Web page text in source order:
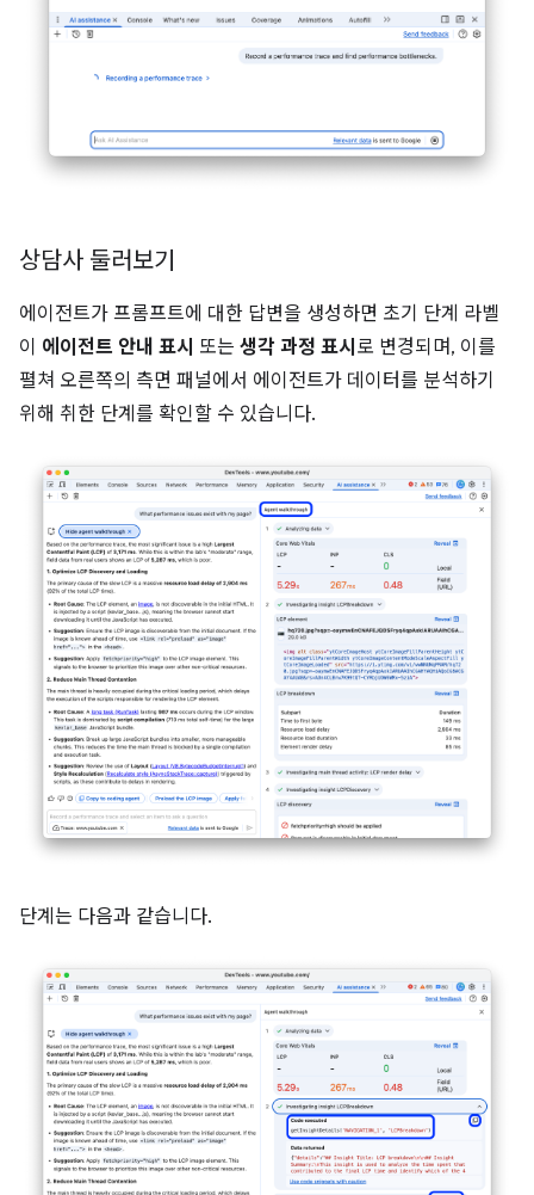
상담사 둘러보기
에이전트가 프롬프트에 대한 답변을 생성하면 초기 단계 라벨
이 에이전트 안내 표시 또는 생각 과정 표시 로 변경되며, 이를
펼쳐 오른쪽의 측면 패널에서 에이전트가 데이터를 분석하기
위해 취한 단계를 확인할 수 있습니다.
단계는 다음과 같습니다.